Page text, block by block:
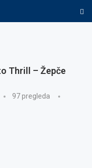
Thrill – Žepče
97pregleda